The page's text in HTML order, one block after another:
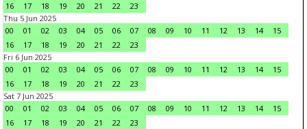
16
17 18 19 20 21 22
23
Thu 5 Jun 2025
00
01 02 03 04 05 06 07 08 09 10 11 12 13 14
15
16
17 18 19 20 21 22
23
Fri 6 Jun 2025
00
01 02 03 04 05 06 07 08 09 10 11 12 13 14
15
16
17 18 19 20 21 22
23
Sat 7 Jun 2025
00
01 02 03 04 05 06 07 08 09 10 11 12 13 14
15
16
17 18 19 20 21 22
23